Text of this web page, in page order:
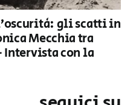
gli scatti in
Mecchia tra
con la